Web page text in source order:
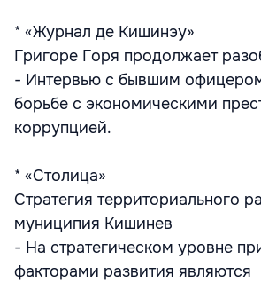
* «Журнал де Кишинэу»
Григоре Горя продолжает
- Интервью с бывшим
борьбе с экономическими
коррупцией.
* «Столица»
Стратегия территориального
муниципия Кишинев
- На стратегическом уровне
факторами развития являются